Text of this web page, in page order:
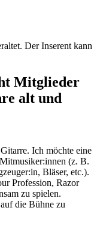
Der Inserent kann
Mitglieder
alt und
Ich möchte eine
(z. B.
Bläser, etc.).
Profession, Razor
zu spielen.
die Bühne zu